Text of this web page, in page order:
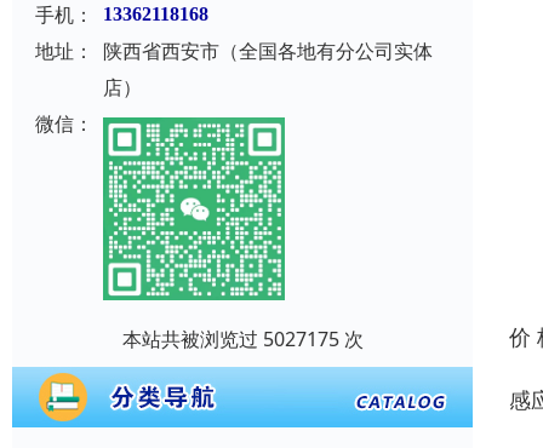
手机：
13362118168
地址：
陕西省西安市（全国各地有分公司实体
店）
微信：
本站共被浏览过 5027175 次 价
感